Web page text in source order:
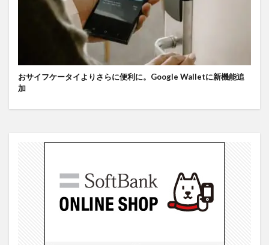
おサイフケータイよりさらに便利に。Google Walletに新機能追
加